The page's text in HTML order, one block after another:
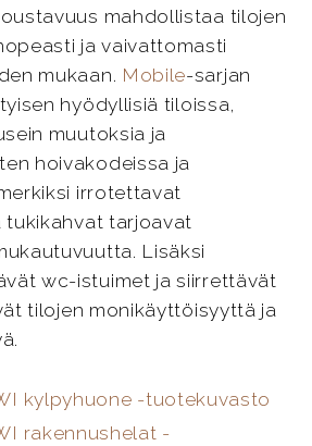
mahdollistaa tilojen
ja vaivattomasti
mukaan. Mobile-sarjan
hyödyllisiä tiloissa,
muutoksia ja
hoivakodeissa ja
irrotettavat
tukikahvat tarjoavat
Lisäksi
wc-istuimet ja siirrettävät
tilojen monikäyttöisyyttä ja
kylpyhuone -tuotekuvasto
rakennushelat -